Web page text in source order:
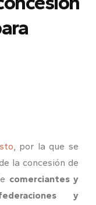
, por la que se
la concesión de
comerciantes y
y